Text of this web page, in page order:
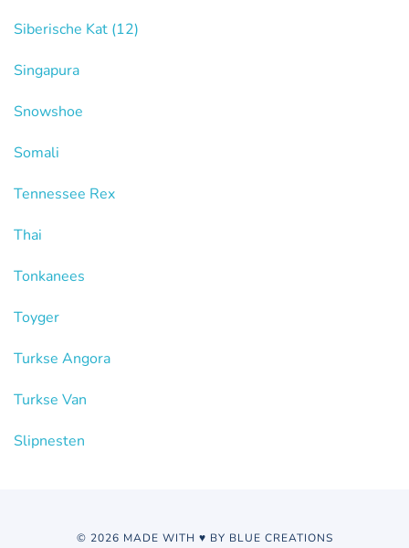
Siberische Kat (12)
Singapura
Snowshoe
Somali
Tennessee Rex
Thai
Tonkanees
Toyger
Turkse Angora
Turkse Van
Slipnesten
© 2026 MADE WITH ♥ BY BLUE CREATIONS